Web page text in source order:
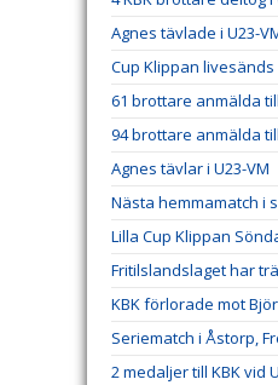
Agnes tävlade i U23-
Cup Klippan
61 brottare anmälda
94 brottare anmälda
Agnes tävlar i U23-VM
Nästa hemmamatch i
Lilla Cup Klippan
Fritilslandslaget har
KBK förlorade mot
Seriematch i Åstorp,
2 medaljer till KBK vid